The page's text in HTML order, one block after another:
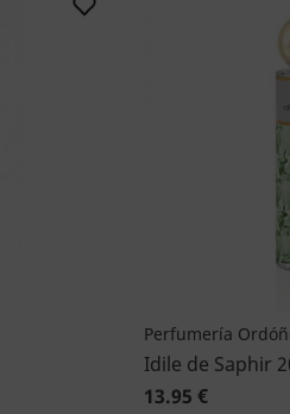
Perfumería
Idile de Saphir
13.95 €